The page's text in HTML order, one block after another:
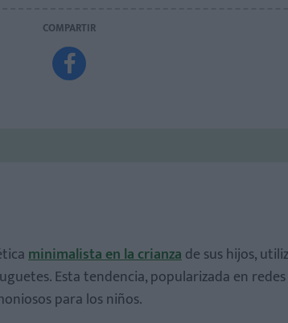
COMPARTIR

minimalista en la crianzade sus hijos,
Esta tendencia, popularizada en redes
para los niños.